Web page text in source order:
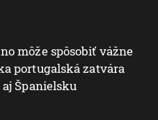
môže spôsobiť vážne
portugalská zatvára
Španielsku